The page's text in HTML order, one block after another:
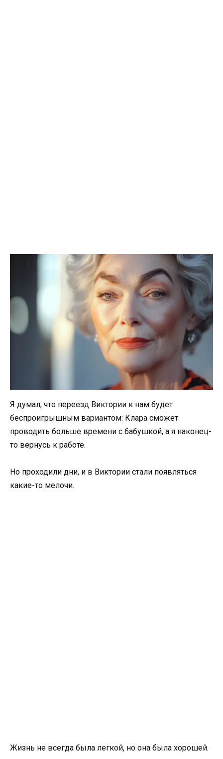
Я думал, что переезд Виктории к нам будет
беспроигрышным вариантом: Клара сможет
проводить больше времени с бабушкой, а я наконец-
то вернусь к работе.
Но проходили дни, и в Виктории стали появляться
какие-то мелочи.
Жизнь не всегда была легкой, но она была хорошей.